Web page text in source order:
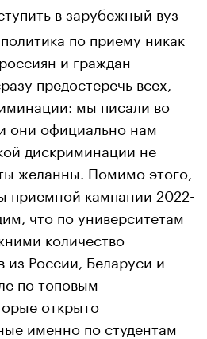
в зарубежный вуз
по приему никак
и граждан
предостеречь всех,
мы писали во
они официально нам
дискриминации не
желанны. Помимо этого,
приемной кампании 2022-
что по университетам
количество
из России, Беларуси и
по топовым
открыто
именно по студентам